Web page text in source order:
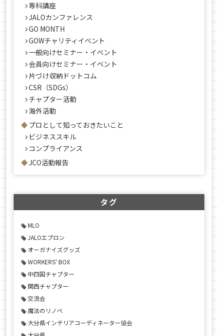
専科講座
JALOカンファレンス
GO MONTH
GOWチャリティイベント
一般向けセミナー・イベント
会員向けセミナー・イベント
片づけ収納ドットコム
CSR（SDGs）
チャプター活動
海外活動
プロとして知っておきたいこと
ビジネススキル
コンプライアンス
JCO活動報告
タグ
MLO
JALOエプロン
オーガナイズグッズ
WORKERS' BOX
中四国チャプター
関西チャプター
交流会
魔法のリノベ
大分県インテリアコーディネーター協会